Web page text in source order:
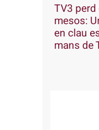
TV3
mesos:
en clau
mans de